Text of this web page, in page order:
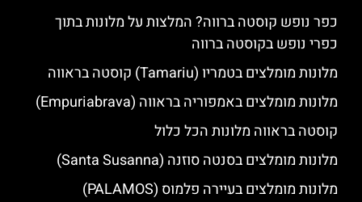
כפר נופש קוסטה ברווה? המלצות על מלונות בתוך
כפרי נופש בקוסטה ברווה
מלונות מומלצים בטמריו (Tamariu) קוסטה בראווה
מלונות מומלצים באמפוריה בראווה (Empuriabrava)
קוסטה בראווה מלונות הכל כלול
מלונות מומלצים בסנטה סוזנה (Santa Susanna)
מלונות מומלצים בעיירה פלמוס (PALAMOS)